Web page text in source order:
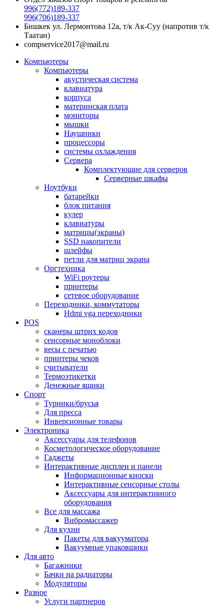
996(772)189-337
996(706)189-337
Бишкек ул. Лермонтова 12а, т/к Ак-Суу (напротив т/к
Таатан)
compservice2017@mail.ru
Компьютеры
Компьютеры
акустическая система
клавиатура
корпуса
материнская плата
мониторы
мышки
Наушники
процессоры
системы охлаждения
Сервера
Комплектующие для серверов
Серверные шкафы
Ноутбуки
батарейки
блок питания
кулер
клавиатуры
матрицы(экраны)
SSD накопители
шлейфы
петли для матриц экрана
Оргтехника
WiFi роутеры
принтеры
сетевое оборудование
Переходники, коммутаторы
Hdmi vga переходники
POS
сканеры штрих кодов
сенсорные моноблоки
весы с печатью
принтеры чеков
считыватели
Термоэтикетки
Денежные ящики
Спорт
Турники/брусья
Для пресса
Инверсионные товары
Электроника
Аксессуары для телефонов
Косметологическое оборудование
Гаджеты
Интерактивные дисплеи и панели
Информационные киоски
Интерактивные сенсорные столы
Аксессуары для интерактивного
оборудования
Все для массажа
Вибромассажер
Для кухни
Пакеты для вакууматора
Вакуумные упаковщики
Для авто
Багажники
Бачки на радиаторы
Модуляторы
Разное
Услуги партнеров